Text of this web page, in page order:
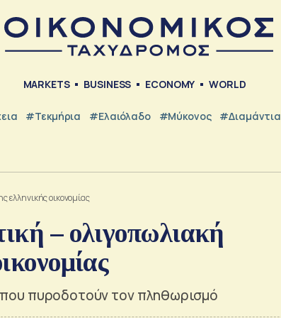
MARKETS BUSINESS ECONOMY WORLD
#Τεκμήρια #Ελαιόλαδο #Μύκονος #Διαμάντια
οικονομίας
– ολιγοπωλιακή
που πυροδοτούν τον πληθωρισμό